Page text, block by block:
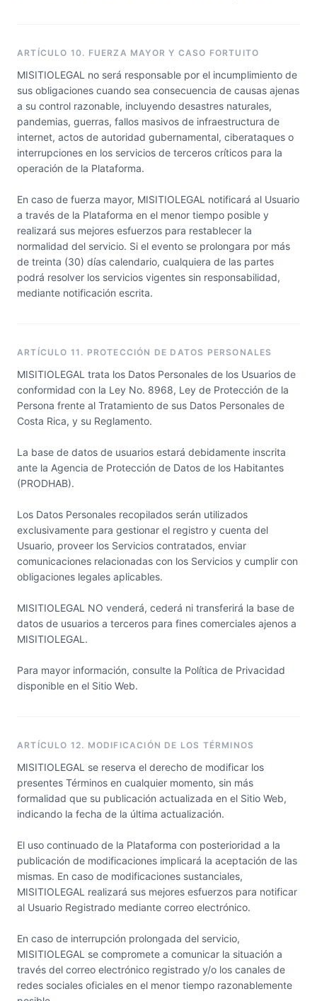
ARTÍCULO 10. FUERZA MAYOR Y CASO FORTUITO
MISITIOLEGAL no será responsable por el incumplimiento de
sus obligaciones cuando sea consecuencia de causas ajenas
a su control razonable, incluyendo desastres naturales,
pandemias, guerras, fallos masivos de infraestructura de
internet, actos de autoridad gubernamental, ciberataques o
interrupciones en los servicios de terceros críticos para la
operación de la Plataforma.
En caso de fuerza mayor, MISITIOLEGAL notificará al Usuario
a través de la Plataforma en el menor tiempo posible y
realizará sus mejores esfuerzos para restablecer la
normalidad del servicio. Si el evento se prolongara por más
de treinta (30) días calendario, cualquiera de las partes
podrá resolver los servicios vigentes sin responsabilidad,
mediante notificación escrita.
ARTÍCULO 11. PROTECCIÓN DE DATOS PERSONALES
MISITIOLEGAL trata los Datos Personales de los Usuarios de
conformidad con la Ley No. 8968, Ley de Protección de la
Persona frente al Tratamiento de sus Datos Personales de
Costa Rica, y su Reglamento.
La base de datos de usuarios estará debidamente inscrita
ante la Agencia de Protección de Datos de los Habitantes
(PRODHAB).
Los Datos Personales recopilados serán utilizados
exclusivamente para gestionar el registro y cuenta del
Usuario, proveer los Servicios contratados, enviar
comunicaciones relacionadas con los Servicios y cumplir con
obligaciones legales aplicables.
MISITIOLEGAL NO venderá, cederá ni transferirá la base de
datos de usuarios a terceros para fines comerciales ajenos a
MISITIOLEGAL.
Para mayor información, consulte la Política de Privacidad
disponible en el Sitio Web.
ARTÍCULO 12. MODIFICACIÓN DE LOS TÉRMINOS
MISITIOLEGAL se reserva el derecho de modificar los
presentes Términos en cualquier momento, sin más
formalidad que su publicación actualizada en el Sitio Web,
indicando la fecha de la última actualización.
El uso continuado de la Plataforma con posterioridad a la
publicación de modificaciones implicará la aceptación de las
mismas. En caso de modificaciones sustanciales,
MISITIOLEGAL realizará sus mejores esfuerzos para notificar
al Usuario Registrado mediante correo electrónico.
En caso de interrupción prolongada del servicio,
MISITIOLEGAL se compromete a comunicar la situación a
través del correo electrónico registrado y/o los canales de
redes sociales oficiales en el menor tiempo razonablemente